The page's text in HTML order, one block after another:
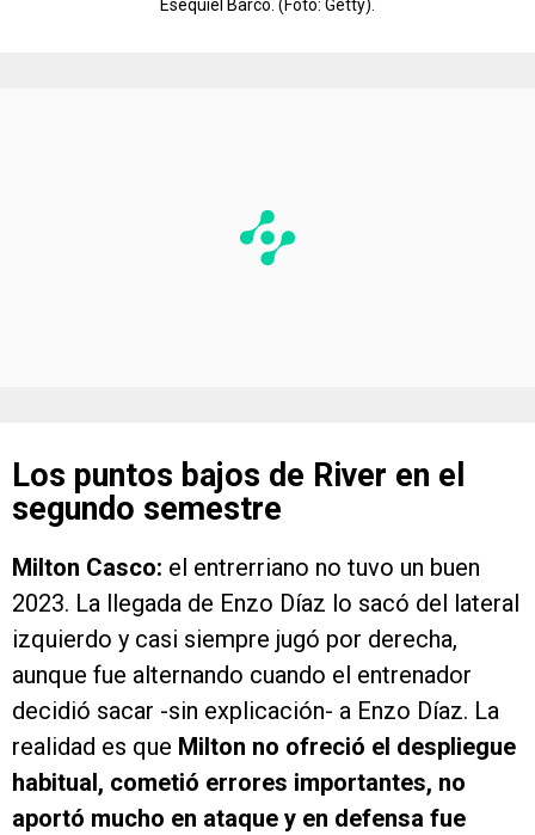
Esequiel Barco. (Foto: Getty).
Los puntos bajos de River en el
segundo semestre
Milton Casco: el entrerriano no tuvo un buen
2023. La llegada de Enzo Díaz lo sacó del lateral
izquierdo y casi siempre jugó por derecha,
aunque fue alternando cuando el entrenador
decidió sacar -sin explicación- a Enzo Díaz. La
realidad es que Milton no ofreció el despliegue
habitual, cometió errores importantes, no
aportó mucho en ataque y en defensa fue